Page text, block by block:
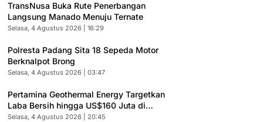
TransNusa Buka Rute Penerbangan
Langsung Manado Menuju Ternate
Selasa, 4 Agustus 2026 | 16:29
Polresta Padang Sita 18 Sepeda Motor
Berknalpot Brong
Selasa, 4 Agustus 2026 | 03:47
Pertamina Geothermal Energy Targetkan
Laba Bersih hingga US$160 Juta di
2026
Selasa, 4 Agustus 2026 | 20:45